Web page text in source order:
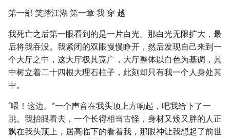
第一部 笑踏江湖 第一章 我 穿 越
我死亡之后第一眼看到的是一片白光。那白光无限扩大，最
后将我吞没。我紧闭的双眼慢慢睁开，然后发现自己来到一
个大厅之中，这大厅极其宽广，大厅整体以白色为基调，其
中树立着二十四根大理石柱子，此刻却只有我一个人身处其
中。
“喂！这边。”一个声音在我头顶上方响起，吧我给下了一
跳。我抬眼看去，一个长得相当古怪，身材又矮又胖的人正
飘在我头顶上，居高临下的看着我，那眼神让我想起了前世